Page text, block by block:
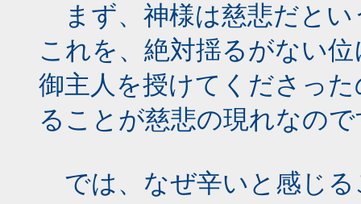
まず、神様は慈悲だとい
これを、絶対揺るがない
御主人を授けてくださっ
ることが慈悲の現れなの
では、なぜ辛いと感じる